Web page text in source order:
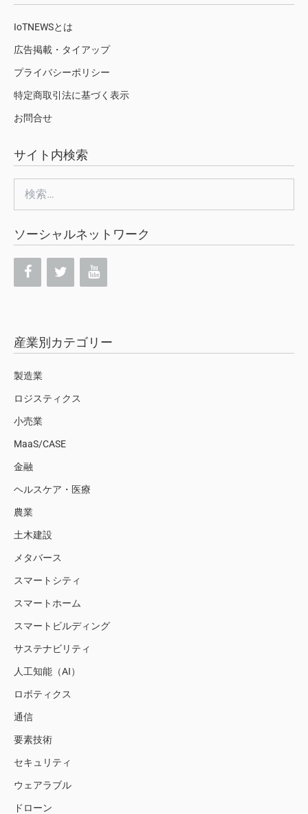
IoTNEWSとは
広告掲載・タイアップ
プライバシーポリシー
特定商取引法に基づく表示
お問合せ
サイト内検索
索:
ソーシャルネットワーク
産業別カテゴリー
製造業
ロジスティクス
小売業
MaaS/CASE
金融
ヘルスケア・医療
農業
土木建設
メタバース
スマートシティ
スマートホーム
スマートビルディング
サステナビリティ
人工知能（AI）
ロボティクス
通信
要素技術
セキュリティ
ウェアラブル
ドローン